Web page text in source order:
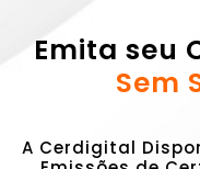
Emita seu
Sem
A Cerdigital